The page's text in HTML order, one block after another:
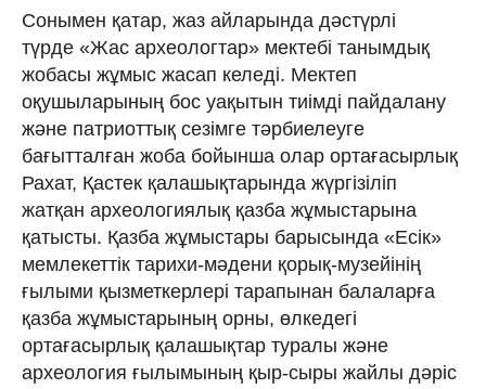
Сонымен қатар, жаз айларында дәстүрлі
түрде «Жас археологтар» мектебі танымдық
жобасы жұмыс жасап келеді. Мектеп
оқушыларының бос уақытын тиімді пайдалану
және патриоттық сезімге тәрбиелеуге
бағытталған жоба бойынша олар ортағасырлық
Рахат, Қастек қалашықтарында жүргізіліп
жатқан археологиялық қазба жұмыстарына
қатысты. Қазба жұмыстары барысында «Есік»
мемлекеттік тарихи-мәдени қорық-музейінің
ғылыми қызметкерлері тарапынан балаларға
қазба жұмыстарының орны, өлкедегі
ортағасырлық қалашықтар туралы және
археология ғылымының қыр-сыры жайлы дәріс